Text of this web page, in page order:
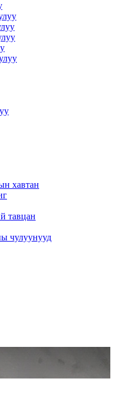
хавтан
тавцан
чулуунууд